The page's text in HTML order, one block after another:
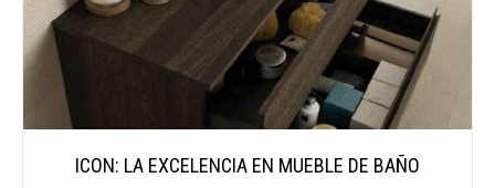
ICON: LA EXCELENCIA EN MUEBLE DE BAÑO